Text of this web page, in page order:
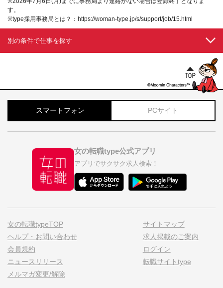
す。
※type採用事務局とは？：https://woman-type.jp/s/support/job/15.html
別の条件で仕事を探す
スマートフォン PCサイト
女の転職type公式アプリ
アプリでサクサク求人検索！
女の転職typeTOP
ヘルプ・お問い合わせ
会員規約
ニュースリリース
メルマガ変更/解除
サイトマップ
求人掲載のご案内
ログイン
転職サイトtype